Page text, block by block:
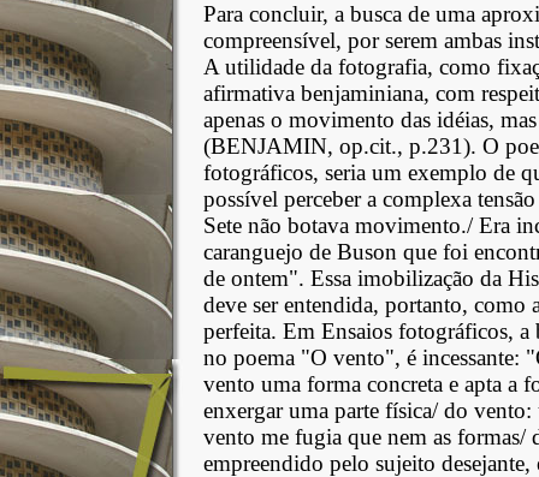
Para concluir, a busca de uma
compreensível, por serem ambas
A utilidade da fotografia, como
afirmativa benjaminiana, com
apenas o movimento das idéias,
(BENJAMIN, op.cit., p.231). O
fotográficos, seria um exemplo de
possível perceber a complexa
Sete não botava movimento./ Era
caranguejo de Buson que foi
de ontem". Essa imobilização da
deve ser entendida, portanto, como
perfeita. Em Ensaios fotográficos,
no poema "O vento", é incessante:
vento uma forma concreta e apta a
enxergar uma parte física/ do
vento me fugia que nem as
empreendido pelo sujeito